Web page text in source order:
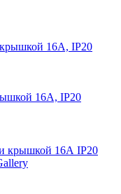
16А, IP20